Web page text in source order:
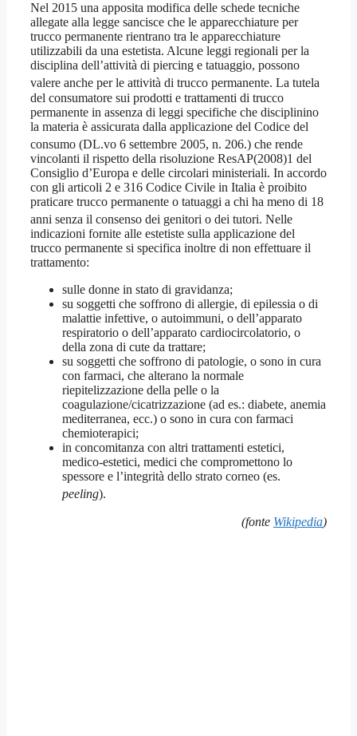
Nel 2015 una apposita modifica delle schede tecniche
allegate alla legge sancisce che le apparecchiature per
trucco permanente rientrano tra le apparecchiature
utilizzabili da una estetista. Alcune leggi regionali per la
disciplina dell’attività di piercing e tatuaggio, possono
valere anche per le attività di trucco permanente. La tutela
del consumatore sui prodotti e trattamenti di trucco
permanente in assenza di leggi specifiche che disciplinino
la materia è assicurata dalla applicazione del Codice del
consumo (DL.vo 6 settembre 2005, n. 206.) che rende
vincolanti il rispetto della risoluzione ResAP(2008)1 del
Consiglio d’Europa e delle circolari ministeriali. In accordo
con gli articoli 2 e 316 Codice Civile in Italia è proibito
praticare trucco permanente o tatuaggi a chi ha meno di 18
anni senza il consenso dei genitori o dei tutori. Nelle
indicazioni fornite alle estetiste sulla applicazione del
trucco permanente si specifica inoltre di non effettuare il
trattamento:
sulle donne in stato di gravidanza;
su soggetti che soffrono di allergie, di epilessia o di
malattie infettive, o autoimmuni, o dell’apparato
respiratorio o dell’apparato cardiocircolatorio, o
della zona di cute da trattare;
su soggetti che soffrono di patologie, o sono in cura
con farmaci, che alterano la normale
riepitelizzazione della pelle o la
coagulazione/cicatrizzazione (ad es.: diabete, anemia
mediterranea, ecc.) o sono in cura con farmaci
chemioterapici;
in concomitanza con altri trattamenti estetici,
medico-estetici, medici che compromettono lo
spessore e l’integrità dello strato corneo (es.
peeling).
(fonte Wikipedia)